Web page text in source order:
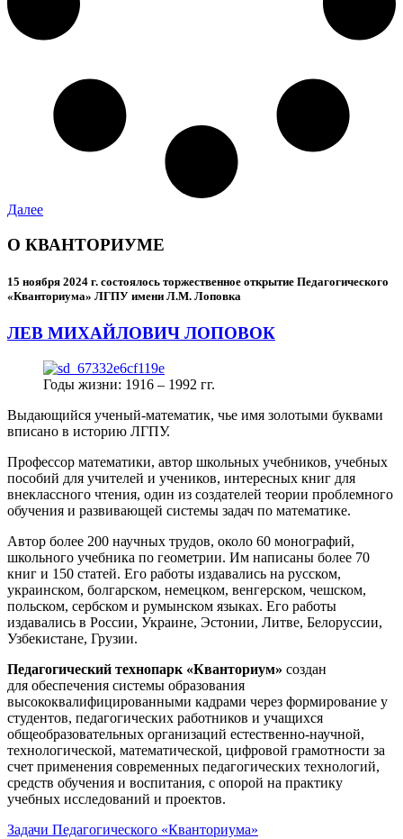
Далее
О КВАНТОРИУМЕ
15 ноября 2024 г. состоялось торжественное открытие Педагогического
«Кванториума» ЛГПУ имени Л.М. Лоповка
ЛЕВ МИХАЙЛОВИЧ ЛОПОВОК
Годы жизни: 1916 – 1992 гг.
Выдающийся ученый-математик, чье имя золотыми буквами
вписано в историю ЛГПУ.
Профессор математики, автор школьных учебников, учебных
пособий для учителей и учеников, интересных книг для
внеклассного чтения, один из создателей теории проблемного
обучения и развивающей системы задач по математике.
Автор более 200 научных трудов, около 60 монографий,
школьного учебника по геометрии. Им написаны более 70
книг и 150 статей. Его работы издавались на русском,
украинском, болгарском, немецком, венгерском, чешском,
польском, сербском и румынском языках. Его работы
издавались в России, Украине, Эстонии, Литве, Белоруссии,
Узбекистане, Грузии.
Педагогический технопарк «Кванториум» создан
для обеспечения системы образования
высококвалифицированными кадрами через формирование у
студентов, педагогических работников и учащихся
общеобразовательных организаций естественно-научной,
технологической, математической, цифровой грамотности за
счет применения современных педагогических технологий,
средств обучения и воспитания, с опорой на практику
учебных исследований и проектов.
Задачи Педагогического «Кванториума»